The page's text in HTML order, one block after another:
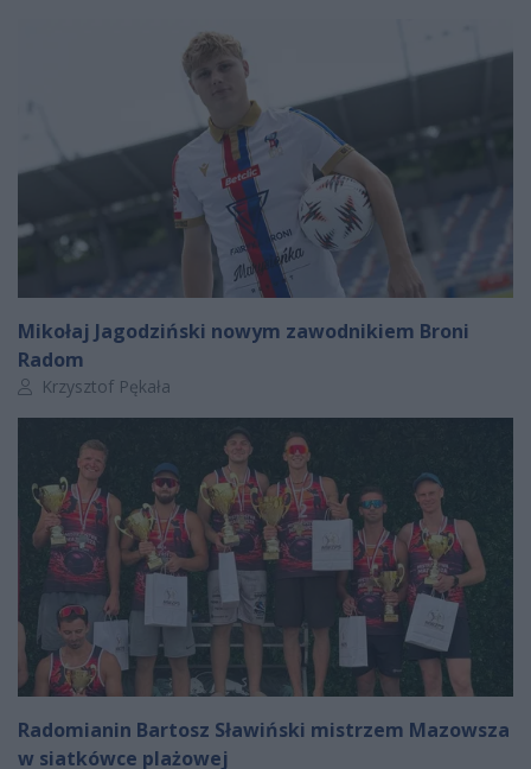
Mikołaj Jagodziński nowym zawodnikiem Broni
Radom
Autor artykułu:
Krzysztof Pękała
Radomianin Bartosz Sławiński mistrzem Mazowsza
w siatkówce plażowej